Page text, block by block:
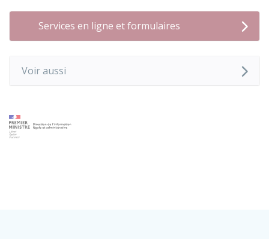
Services en ligne et formulaires
Voir aussi